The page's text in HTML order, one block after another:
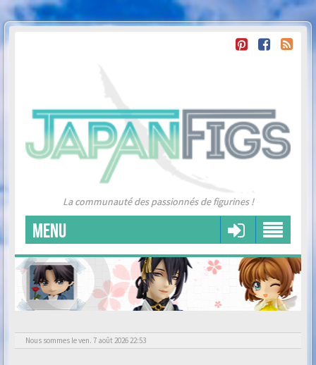
La communauté des passionnés de figurines !
MENU
Nous sommes le ven. 7 août 2026 22:53